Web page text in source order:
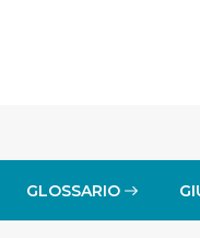
GLOSSARIO